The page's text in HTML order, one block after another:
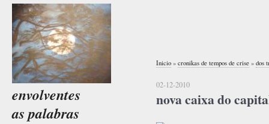
envolventes
as palabras
Inicio » cronikas de tempos de crise » dos
02-12-2010
nova caixa do